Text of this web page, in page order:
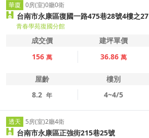
華廈 0房(室)0廳0衛
台南市永康區復國一路475巷28號4樓之27
青春學苑復國分館
成交價 建坪單價
156 萬 36.86 萬
屋齡 樓別
8.2 年 4~4/5
透天 5房(室)2廳4衛
台南市永康區正強街215巷25號